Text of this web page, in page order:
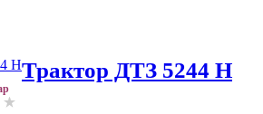
Трактор ДТЗ 5244 Н